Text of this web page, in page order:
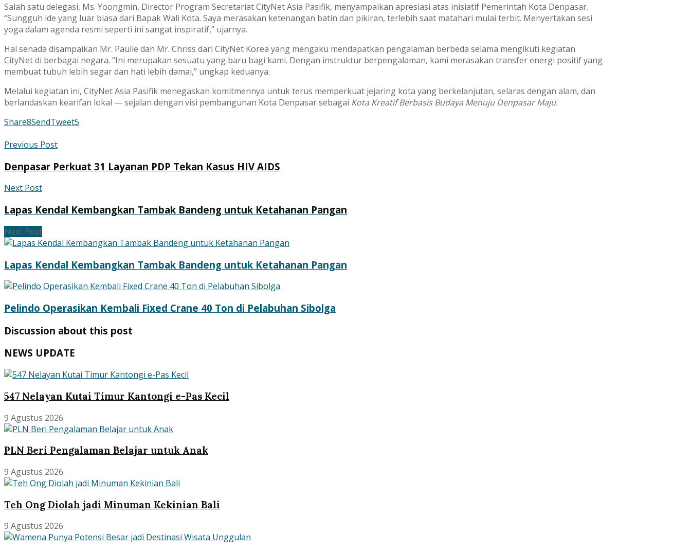
Salah satu delegasi, Ms. Yoongmin, Director Program Secretariat CityNet Asia Pasifik, menyampaikan apresiasi atas inisiatif Pemerintah Kota Denpasar.
“Sungguh ide yang luar biasa dari Bapak Wali Kota. Saya merasakan ketenangan batin dan pikiran, terlebih saat matahari mulai terbit. Menyertakan sesi
yoga dalam agenda resmi seperti ini sangat inspiratif,” ujarnya.
Hal senada disampaikan Mr. Paulie dan Mr. Chriss dari CityNet Korea yang mengaku mendapatkan pengalaman berbeda selama mengikuti kegiatan
CityNet di berbagai negara. “Ini merupakan sesuatu yang baru bagi kami. Dengan instruktur berpengalaman, kami merasakan transfer energi positif yang
membuat tubuh lebih segar dan hati lebih damai,” ungkap keduanya.
Melalui kegiatan ini, CityNet Asia Pasifik menegaskan komitmennya untuk terus memperkuat jejaring kota yang berkelanjutan, selaras dengan alam, dan
berlandaskan kearifan lokal — sejalan dengan visi pembangunan Kota Denpasar sebagai Kota Kreatif Berbasis Budaya Menuju Denpasar Maju.
Share8SendTweet5
Previous Post
Denpasar Perkuat 31 Layanan PDP Tekan Kasus HIV AIDS
Next Post
Lapas Kendal Kembangkan Tambak Bandeng untuk Ketahanan Pangan
Next Post
Lapas Kendal Kembangkan Tambak Bandeng untuk Ketahanan Pangan
Pelindo Operasikan Kembali Fixed Crane 40 Ton di Pelabuhan Sibolga
Discussion about this post
NEWS UPDATE
547 Nelayan Kutai Timur Kantongi e-Pas Kecil
9 Agustus 2026
PLN Beri Pengalaman Belajar untuk Anak
9 Agustus 2026
Teh Ong Diolah jadi Minuman Kekinian Bali
9 Agustus 2026